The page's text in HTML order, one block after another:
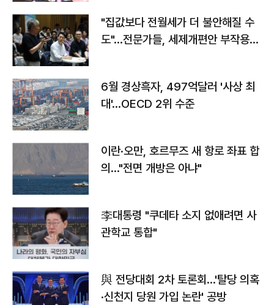
"집값보다 전월세가 더 불안해질 수
도"…전문가들, 세제개편안 부작용
6월 경상흑자, 497억달러 '사상 최
대'…OECD 2위 수준
이란·오만, 호르무즈 새 항로 좌표 합
의…"전면 개방은 아냐"
李대통령 "쿠데타 소지 없애려면 사
관학교 통합"
與 전당대회 2차 토론회…'탈당 의혹
·신천지 당원 가입 논란' 공방